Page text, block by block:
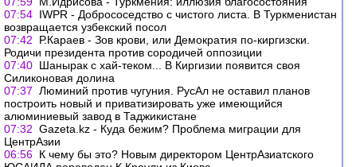
07:54 IWPR - Добрососедство с чистого листа. В Туркменистан
возвращается узбекский посол
07:42
Р.Караев - Зов крови, или Демократия по-киргизски.
Родичи президента против сородичей оппозиции
07:40 Шанырак с хай-теком... В Киргизии появится своя
Силиконовая долина
07:37 Люминий против чугуния. РусАл не оставил планов
построить новый и приватизировать уже имеющийся
алюминиевый завод в Таджикистане
07:32 Gazeta.kz - Куда бежим? Проблема миграции для
ЦентрАзии
06:56 К чему бы это? Новым директором ЦентрАзиатского